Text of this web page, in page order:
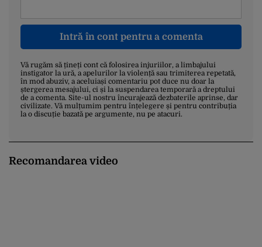
Intră în cont pentru a comenta
Vă rugăm să țineți cont că folosirea injuriilor, a limbajului
instigator la ură, a apelurilor la violență sau trimiterea repetată,
în mod abuziv, a aceluiași comentariu pot duce nu doar la
ștergerea mesajului, ci și la suspendarea temporară a dreptului
de a comenta. Site-ul nostru încurajează dezbaterile aprinse, dar
civilizate. Vă mulțumim pentru înțelegere și pentru contribuția
la o discuție bazată pe argumente, nu pe atacuri.
Recomandarea video